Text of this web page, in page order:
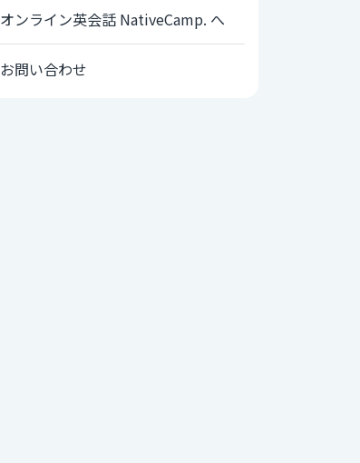
オンライン英会話 NativeCamp. へ
お問い合わせ